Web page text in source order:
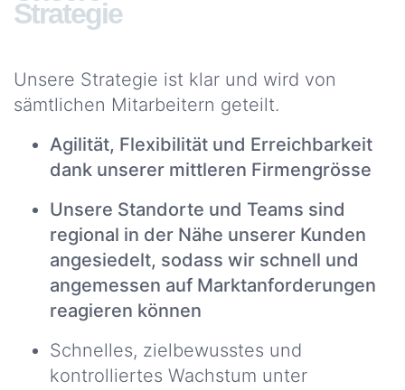
Strategie
Unsere Strategie ist klar und wird von
sämtlichen Mitarbeitern geteilt.
Agilität, Flexibilität und Erreichbarkeit
dank unserer mittleren Firmengrösse
Unsere Standorte und Teams sind
regional in der Nähe unserer Kunden
angesiedelt, sodass wir schnell und
angemessen auf Marktanforderungen
reagieren können
Schnelles, zielbewusstes und
kontrolliertes Wachstum unter